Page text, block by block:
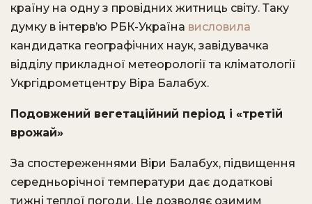
країну на одну з провідних житниць світу. Таку
думку в інтерв’ю РБК-Україна висловила
кандидатка географічних наук, завідувачка
відділу прикладної метеорології та кліматології
Укргідрометцентру Віра Балабух.
Подовжений вегетаційний період і «третій
врожай»
За спостереженнями Віри Балабух, підвищення
середньорічної температури дає додаткові
тижні теплої погоди. Це дозволяє озимим